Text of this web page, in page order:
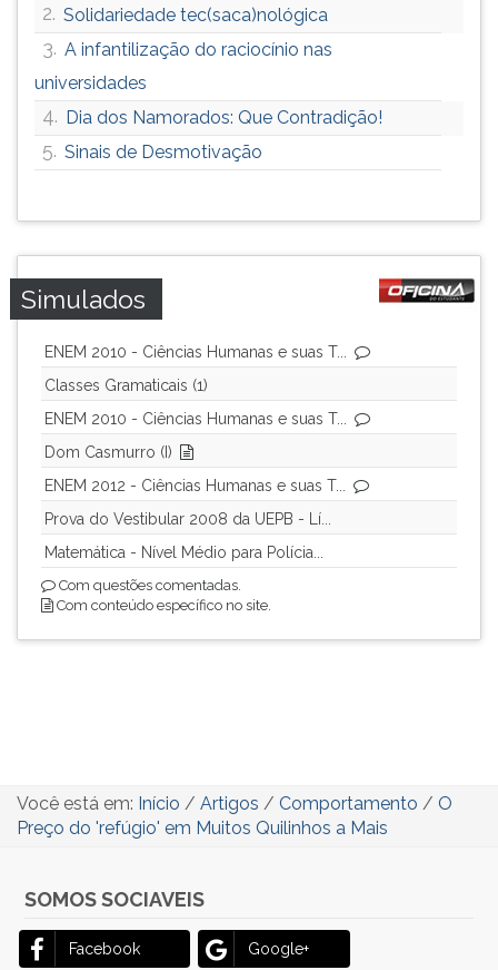
2. Solidariedade tec(saca)nológica
3. A infantilização do raciocínio nas
universidades
4. Dia dos Namorados: Que Contradição!
5. Sinais de Desmotivação
Simulados
ENEM 2010 - Ciências Humanas e suas T...
Classes Gramaticais (1)
ENEM 2010 - Ciências Humanas e suas T...
Dom Casmurro (I)
ENEM 2012 - Ciências Humanas e suas T...
Prova do Vestibular 2008 da UEPB - Lí...
Matemática - Nível Médio para Polícia...
Com questões comentadas.
Com conteúdo específico no site.
Você está em: Início / Artigos / Comportamento / O
Preço do 'refúgio' em Muitos Quilinhos a Mais
SOMOS SOCIAVEIS
Facebook Google+